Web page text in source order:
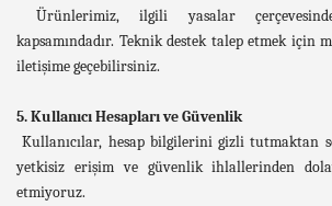
Ürünlerimiz, ilgili yasalar
kapsamındadır. Teknik destek talep etmek için
iletişime geçebilirsiniz.
5. Kullanıcı Hesapları ve Güvenlik
Kullanıcılar, hesap bilgilerini gizli tutmaktan
yetkisiz erişim ve güvenlik ihlallerinden
etmiyoruz.